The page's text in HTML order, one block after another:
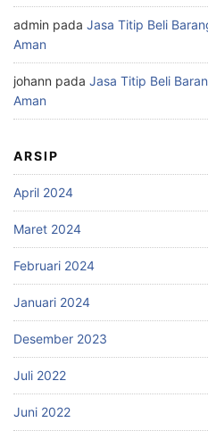
admin pada Jasa Titip Beli
Aman
johann pada Jasa Titip Beli
Aman
ARSIP
April 2024
Maret 2024
Februari 2024
Januari 2024
Desember 2023
Juli 2022
Juni 2022